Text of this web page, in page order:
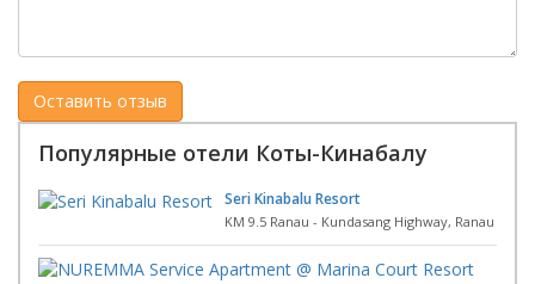
Популярные отели Коты-Кинабалу
Seri Kinabalu Resort
KM 9.5 Ranau - Kundasang Highway, Ranau